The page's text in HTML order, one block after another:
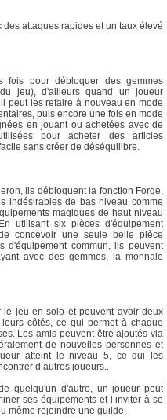
attaques rapides et un taux élevé
fois pour débloquer des gemmes
jeu), d'ailleurs quand un joueur
peut les refaire à nouveau en mode
puis encore une fois en mode
en jouant ou achetées avec de
pour acheter des articles
sans créer de déséquilibre.
ils débloquent la fonction Forge,
indésirables de bas niveau comme
magiques de haut niveau
utilisant six pièces d'équipement
concevoir une seule belle pièce
d'équipement commun, ils peuvent
avec des gemmes, la monnaie
jeu en solo et peuvent avoir deux
côtés, ce qui permet à chaque
Les amis peuvent être ajoutés via
de nouvelles personnes et
atteint le niveau 5, ce qui les
d’autres joueurs..
quelqu'un d'autre, un joueur peut
ses équipements et l’inviter à se
même rejoindre une guilde.